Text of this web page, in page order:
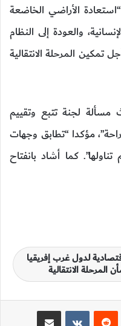
الأراضي الخاضعة
والعودة إلى النظام
تمكين المرحلة الانتقالية
لجنة تتبع وتقييم
مؤكدا “تطابق وجهات
كما أشاد بانفتاح
لدول غرب إفريقيا
الانتقالية
بينتيريست